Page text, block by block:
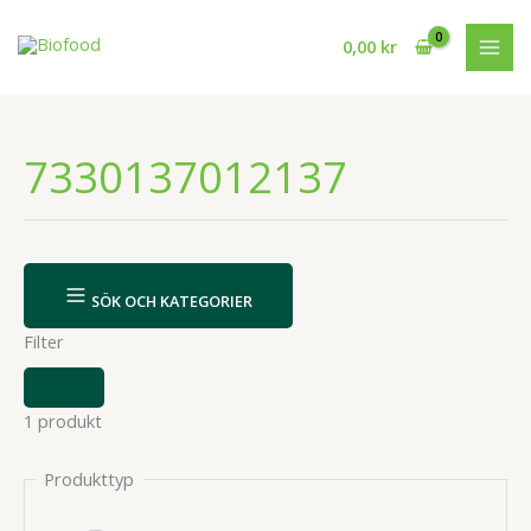
0,00 kr
7330137012137
SÖK OCH KATEGORIER
Filter
ELLER
DÖLJ
1 produkt
Produkttyp